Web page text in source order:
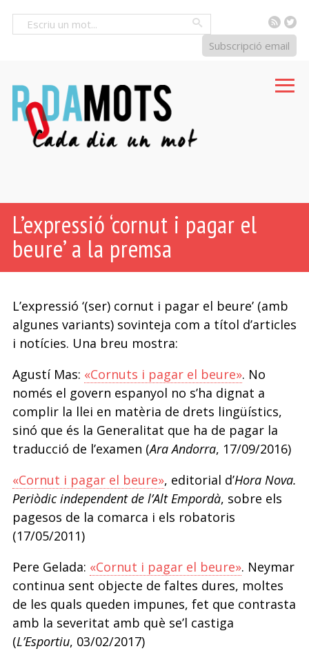
RSS
Subscripció email
L’expressió ‘cornut i pagar el
beure’ a la premsa
L’expressió ‘(ser) cornut i pagar el beure’ (amb
algunes variants) sovinteja com a títol d’articles
i notícies. Una breu mostra:
Agustí Mas: «Cornuts i pagar el beure». No
només el govern espanyol no s’ha dignat a
complir la llei en matèria de drets lingüístics,
sinó que és la Generalitat que ha de pagar la
traducció de l’examen (Ara Andorra, 17/09/2016)
«Cornut i pagar el beure», editorial d’Hora Nova.
Periòdic independent de l’Alt Empordà, sobre els
pagesos de la comarca i els robatoris
(17/05/2011)
Pere Gelada: «Cornut i pagar el beure». Neymar
continua sent objecte de faltes dures, moltes
de les quals queden impunes, fet que contrasta
amb la severitat amb què se’l castiga
(L’Esportiu, 03/02/2017)